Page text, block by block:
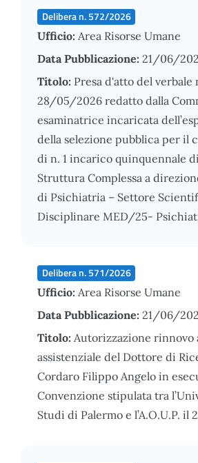
Delibera n. 572/2026
Ufficio: Area Risorse Umane
Data Pubblicazione: 21/06/
Titolo: Presa d'atto del verbale
28/05/2026 redatto dalla
esaminatrice incaricata
della selezione pubblica per il
di n. 1 incarico quinquennale
Struttura Complessa a
di Psichiatria – Settore
Disciplinare MED/25-
Delibera n. 571/2026
Ufficio: Area Risorse Umane
Data Pubblicazione: 21/06/
Titolo: Autorizzazione rinnovo
assistenziale del Dottore di
Cordaro Filippo Angelo in
Convenzione stipulata tra
Studi di Palermo e l’A.O.U.P.